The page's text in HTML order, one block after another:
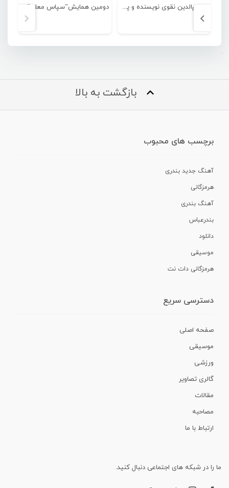
حسام‌الدین نقوی نویسنده و پژوهشگر هرمزگانی به دار فانی شتافت
بازگشت به بالا
برچسب های محبوب
آهنگ جدید بندری
هرمزگانی
آهنگ بندری
بندرعباس
دانلود
موسیقی
هرمزگانی دات نت
دسترسی سریع
صفحه اصلی
موسیقی
ورزشی
گالری تصاویر
مقالات
مصاحبه
ارتباط با ما
ما را در شبکه های اجتماعی دنبال کنید.